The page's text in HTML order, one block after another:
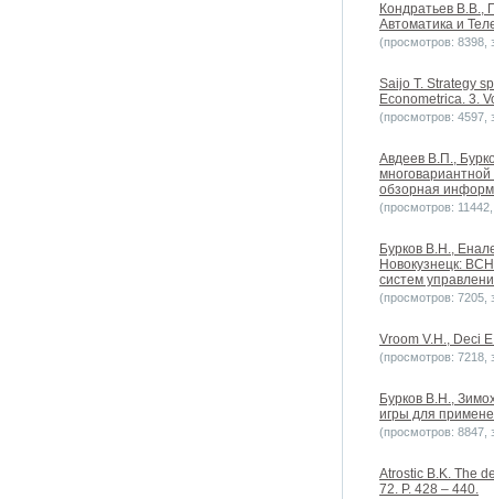
Кондратьев В.В.,
Автоматика и
(просмотров: 8398,
Saijo T. Strategy
Econometrica. 3.
(просмотров: 4597,
Авдеев В.П.,
обзорная
(просмотров:
Бурков B.H.,
Новокузнецк:
систем
(просмотров: 7205,
Vroom V.H., Deci
(просмотров: 7218,
Бурков B.H.,
игры для
(просмотров: 8847,
Atrostic B.K. The
72. P. 428 – 440.